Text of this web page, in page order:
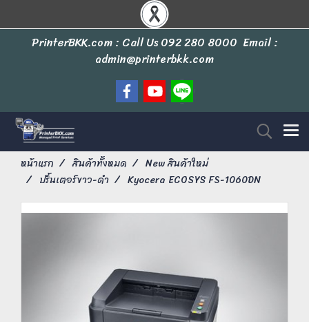
PrinterBKK.com : Call Us092 280 8000 Email :
admin@printerbkk.com
หน้าแรก สินค้าทั้งหมด
New สินค้าใหม่
ปริ้นเตอร์ขาว-ดำ
Kyocera ECOSYS FS-1060DN